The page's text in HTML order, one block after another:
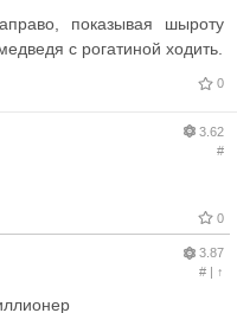
показывая шыроту
с рогатиной ходить.
0
3.62
#
0
3.87
#| ↑